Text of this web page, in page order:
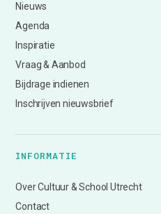
Nieuws
Agenda
Inspiratie
Vraag & Aanbod
Bijdrage indienen
Inschrijven nieuwsbrief
INFORMATIE
Over Cultuur & School Utrecht
Contact